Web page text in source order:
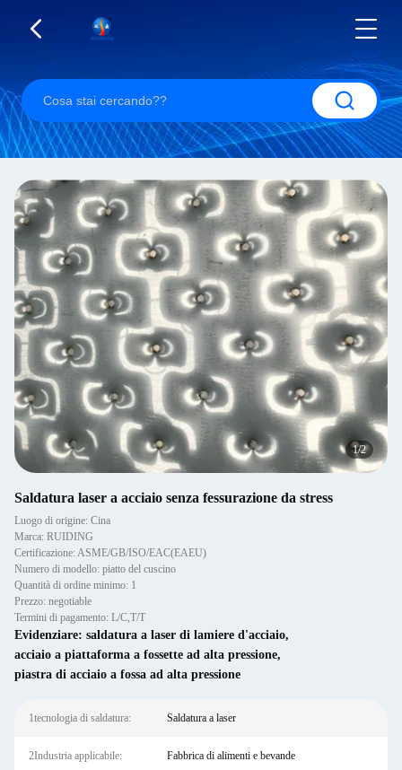
2/2
Saldatura laser a acciaio senza fessurazione da stress
Luogo di origine: Cina
Marca: RUIDING
Certificazione: ASME/GB/ISO/EAC(EAEU)
Numero di modello: piatto del cuscino
Quantità di ordine minimo: 1
Prezzo: negotiable
Termini di pagamento: L/C,T/T
Evidenziare: saldatura a laser di lamiere d'acciaio,
acciaio a piattaforma a fossette ad alta pressione,
piastra di acciaio a fossa ad alta pressione
1tecnologia di saldatura: Saldatura a laser
2Industria applicabile: Fabbrica di alimenti e bevande